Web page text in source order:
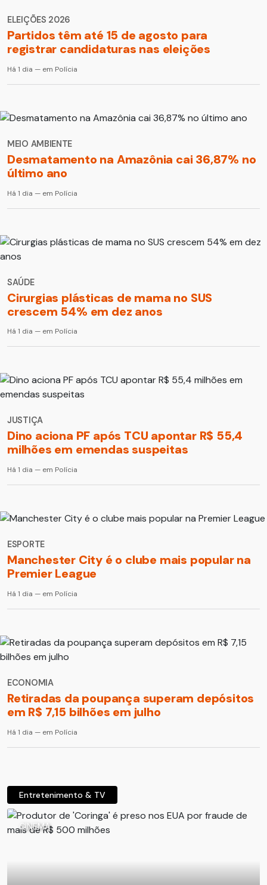
ELEIÇÕES 2026
Partidos têm até 15 de agosto para
registrar candidaturas nas eleições
Há 1 dia — em Polícia
MEIO AMBIENTE
Desmatamento na Amazônia cai 36,87% no
último ano
Há 1 dia — em Polícia
SAÚDE
Cirurgias plásticas de mama no SUS
crescem 54% em dez anos
Há 1 dia — em Polícia
JUSTIÇA
Dino aciona PF após TCU apontar R$ 55,4
milhões em emendas suspeitas
Há 1 dia — em Polícia
ESPORTE
Manchester City é o clube mais popular na
Premier League
Há 1 dia — em Polícia
ECONOMIA
Retiradas da poupança superam depósitos
em R$ 7,15 bilhões em julho
Há 1 dia — em Polícia
Entretenimento & TV
CINEMA